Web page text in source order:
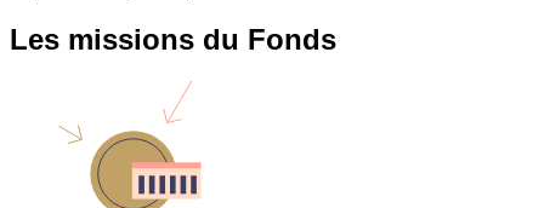
Les missions du Fonds